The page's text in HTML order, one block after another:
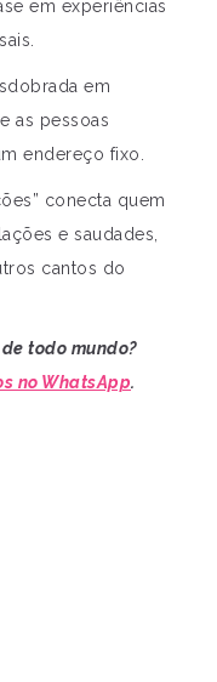
em experiências
em
as pessoas
endereço fixo.
conecta quem
e saudades,
cantos do
todo mundo?
no WhatsApp.